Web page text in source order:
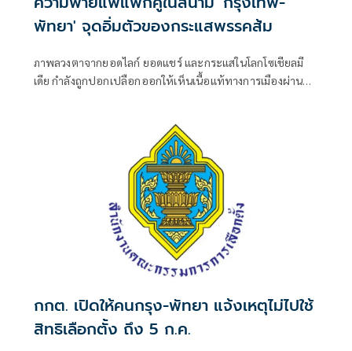
พัทยา' จุดอิ่มตัวของกระแสพรรคส้ม
ภาพลวงตาจากยอดไลก์ ยอดแชร์ และกระแสในโลกโซเชียลมี
เดีย กำลังถูกปอกเปลือกออกให้เห็นเนื้อแท้ทางการเมืองผ่านผล
กกต. เปิดให้คนกรุง-พัทยา แจ้งเหตุไม่ไปใช้
สิทธิเลือกตั้ง ถึง 5 ก.ค.